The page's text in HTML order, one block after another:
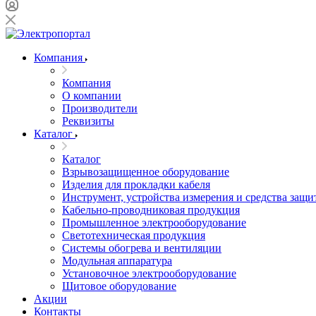
Компания
Компания
О компании
Производители
Реквизиты
Каталог
Каталог
Взрывозащищенное оборудование
Изделия для прокладки кабеля
Инструмент, устройства измерения и средства
Кабельно-проводниковая продукция
Промышленное электрооборудование
Светотехническая продукция
Системы обогрева и вентиляции
Модульная аппаратура
Установочное электрооборудование
Щитовое оборудование
Акции
Контакты